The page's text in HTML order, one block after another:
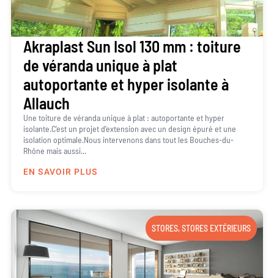
Akraplast Sun Isol 130 mm : toiture
de véranda unique à plat
autoportante et hyper isolante à
Allauch
Une toiture de véranda unique à plat : autoportante et hyper
isolante.C’est un projet d’extension avec un design épuré et une
isolation optimale.Nous intervenons dans tout les Bouches-du-
Rhône mais aussi...
EN SAVOIR PLUS
STORES,STORES EXTÉRIEURS